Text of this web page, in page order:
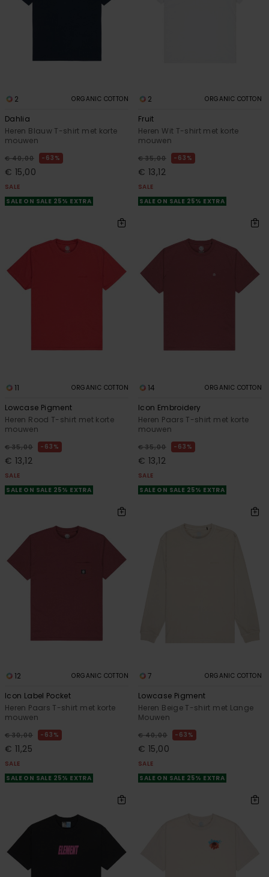
2 ORGANIC COTTON
Dahlia
Heren Blauw T-shirt met korte
mouwen
€ 40,00 63%
€ 15,00
SALE
SALE ON SALE 25% EXTRA
2 ORGANIC COTTON
Fruit
Heren Wit T-shirt met korte
mouwen
€ 35,00 63%
€ 13,12
SALE
SALE ON SALE 25% EXTRA
11 ORGANIC COTTON
Lowcase Pigment
Heren Rood T-shirt met korte
mouwen
€ 35,00 63%
€ 13,12
SALE
SALE ON SALE 25% EXTRA
14 ORGANIC COTTON
Icon Embroidery
Heren Paars T-shirt met korte
mouwen
€ 35,00 63%
€ 13,12
SALE
SALE ON SALE 25% EXTRA
12 ORGANIC COTTON
Icon Label Pocket
Heren Paars T-shirt met korte
mouwen
€ 30,00 63%
€ 11,25
SALE
SALE ON SALE 25% EXTRA
7 ORGANIC COTTON
Lowcase Pigment
Heren Beige T-shirt met Lange
Mouwen
€ 40,00 63%
€ 15,00
SALE
SALE ON SALE 25% EXTRA